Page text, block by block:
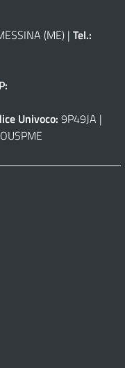
(ME) | Tel.:
Univoco: 9P49JA |